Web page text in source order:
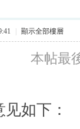
顯示全部樓層
本帖最
如下：